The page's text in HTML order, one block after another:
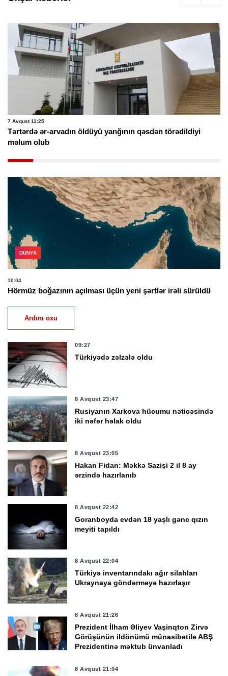
7 Avqust 11:25
Tərtərdə ər-arvadın öldüyü yanğının qəsdən törədildiyi
məlum olub
DÜNYA
10:04
Hörmüz boğazının açılması üçün yeni şərtlər irəli sürüldü
Ardını oxu
09:27
Türkiyədə zəlzələ oldu
8 Avqust 23:47
Rusiyanın Xarkova hücumu nəticəsində
iki nəfər həlak oldu
8 Avqust 23:05
Hakan Fidan: Məkkə Sazişi 2 il 8 ay
ərzində hazırlanıb
8 Avqust 22:42
Goranboyda evdən 18 yaşlı gənc qızın
meyiti tapıldı
8 Avqust 22:04
Türkiyə inventarındakı ağır silahları
Ukraynaya göndərməyə hazırlaşır
8 Avqust 21:26
Prezident İlham Əliyev Vaşinqton Zirvə
Görüşünün ildönümü münasibətilə ABŞ
Prezidentinə məktub ünvanladı
8 Avqust 21:04